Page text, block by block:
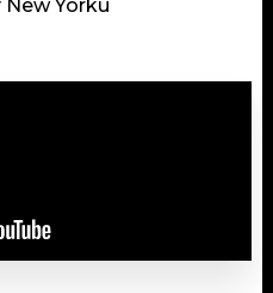
Yorku